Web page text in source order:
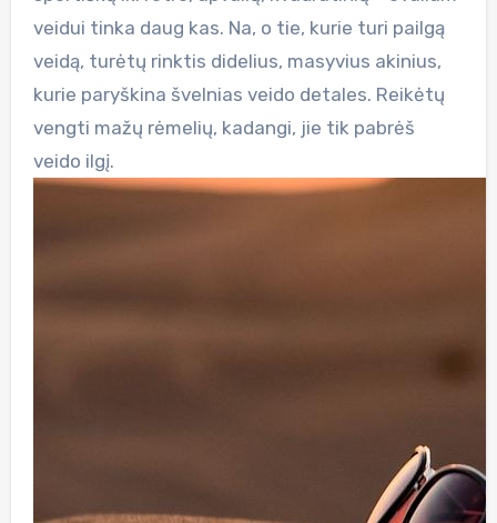
veidui tinka daug kas. Na, o tie, kurie turi pailgą
veidą, turėtų rinktis didelius, masyvius akinius,
kurie paryškina švelnias veido detales. Reikėtų
vengti mažų rėmelių, kadangi, jie tik pabrėš
veido ilgį.